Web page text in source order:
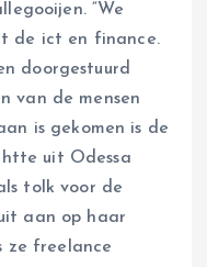
“We
de ict en finance.
doorgestuurd
van de mensen
is gekomen is de
uit Odessa
tolk voor de
aan op haar
ze freelance